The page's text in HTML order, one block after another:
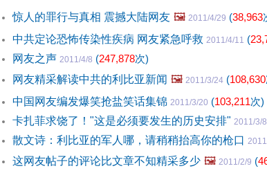
惊人的罪行与真相 震撼大陆网友 🖼️ 2011/4/29 (38,963
中共定论恐怖传染性疾病 网友紧急呼救 2011/4/11 (
网友之声 2011/4/8 (247,878次)
网友精采解读中共的利比亚新闻 🖼️ 2011/3/24 (108,630
中国网友编发爆笑抢盐笑话集锦 2011/3/20 (103,211次)
卡扎菲求饶了！"这是必须要发生的历史安排" 2011/3/8
散文诗：利比亚的军人哪，请稍稍抬高你的枪口
这网友帖子的评论比文章不知精采多少 🖼️ 2011/2/9 (